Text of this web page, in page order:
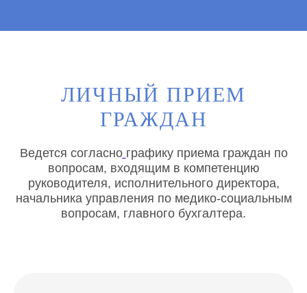
ЛИЧНЫЙ ПРИЕМ
ГРАЖДАН
Ведется согласно графику приема граждан по
вопросам, входящим в компетенцию
руководителя, исполнительного директора,
начальника управления по медико-социальным
вопросам, главного бухгалтера.